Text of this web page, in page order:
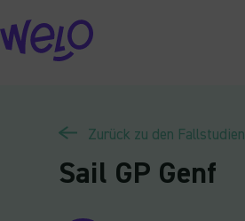
Skip
to
content
Zurück zu den Fallstudien
Sail GP Genf